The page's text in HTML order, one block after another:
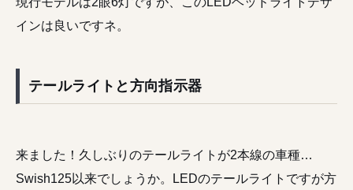
インは良いですネ。
テールライトと方向指示器
来ました！久しぶりのテールライトが2本線の車種…
Swish125以来でしょうか。LEDのテールライトですが方